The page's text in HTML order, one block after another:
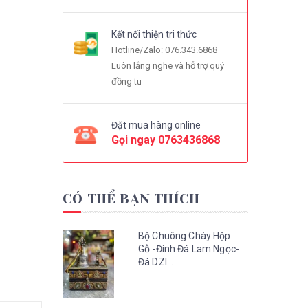
Kết nối thiện tri thức
Hotline/Zalo: 076.343.6868 –
Luôn lắng nghe và hỗ trợ quý
đồng tu
Đặt mua hàng online
Gọi ngay 0763436868
CÓ THỂ BẠN THÍCH
Bộ Chuông Chày Hộp
Gỗ -Đính Đá Lam Ngọc-
Đá DZI...